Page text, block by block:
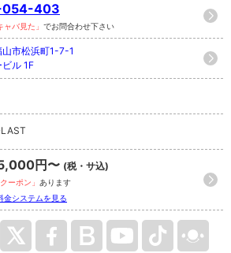
054-403
ャバ見た」 でお問合わせ下さい
山市松浜町1-7-1
ル 1F
円〜 (税・サ込)
ーポン」 あります
金システムを見る